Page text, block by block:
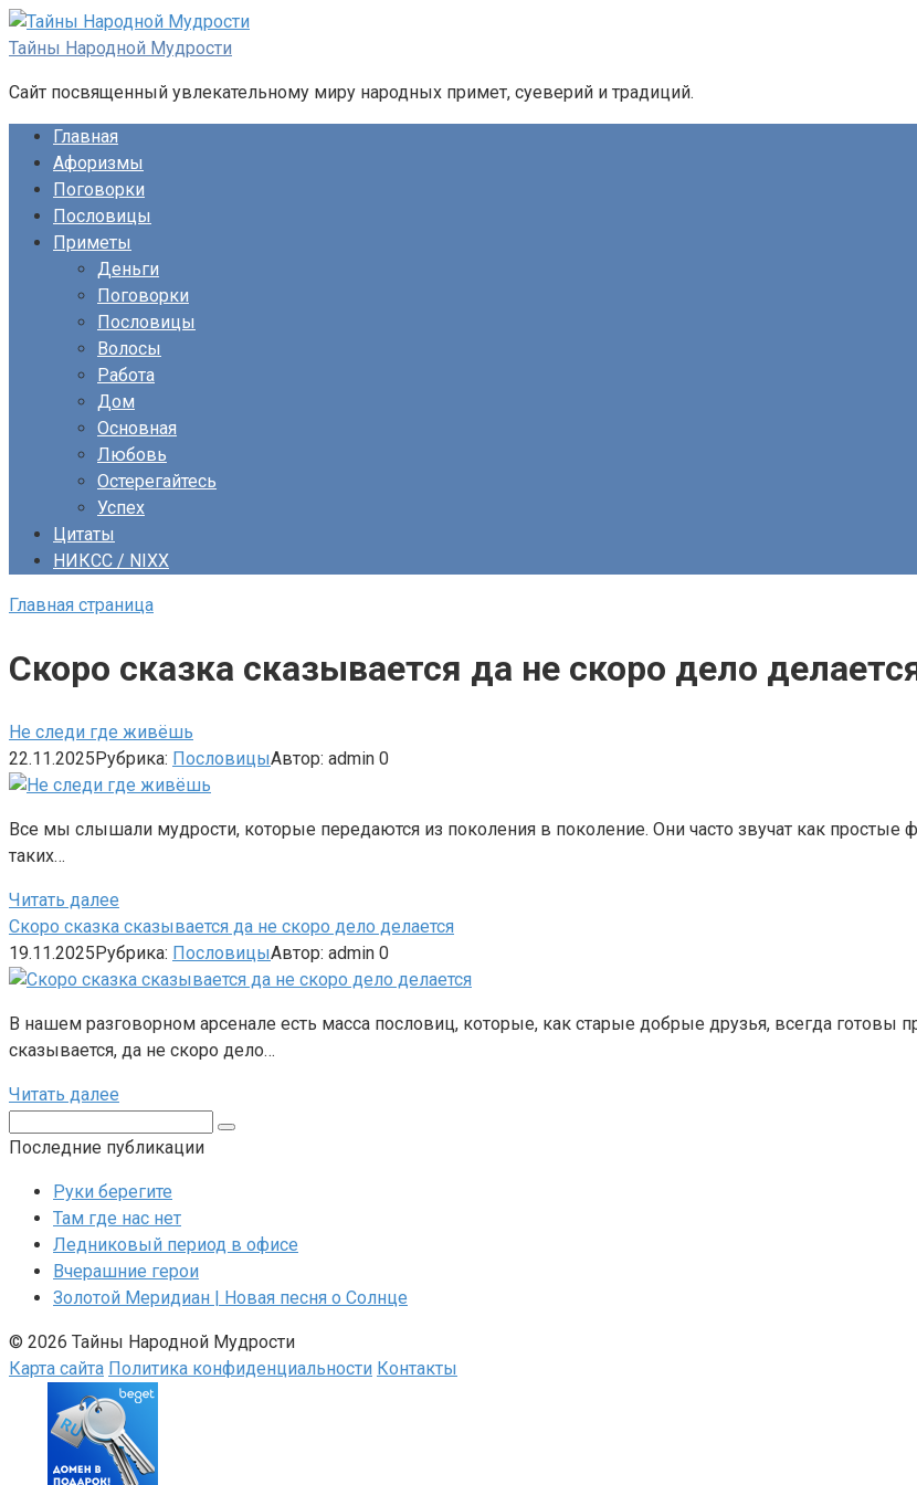
Перейти
к
Тайны Народной Мудрости
Сайт посвященный увлекательному миру народных примет, суеверий и традиций.
Главная
Афоризмы
Поговорки
Пословицы
Приметы
Деньги
Поговорки
Пословицы
Волосы
Работа
Дом
Основная
Любовь
Остерегайтесь
Успех
Цитаты
НИКСС / NIXX
Главная страница
Скоро сказка сказывается да не скоро дело
Не следи где живёшь
22.11.2025Рубрика: ПословицыАвтор: admin 0
Все мы слышали мудрости, которые передаются из поколения в поколение. Они часто звучат как
таких…
Читать далее
Скоро сказка сказывается да не скоро дело делается
19.11.2025Рубрика: ПословицыАвтор: admin 0
В нашем разговорном арсенале есть масса пословиц, которые, как старые добрые друзья, всегда готовы
сказывается, да не скоро дело…
Читать далее
Последние публикации
Руки берегите
Там где нас нет
Ледниковый период в офисе
Вчерашние герои
Золотой Меридиан | Новая песня о Солнце
© 2026 Тайны Народной Мудрости
Карта сайта Политика конфиденциальности Контакты